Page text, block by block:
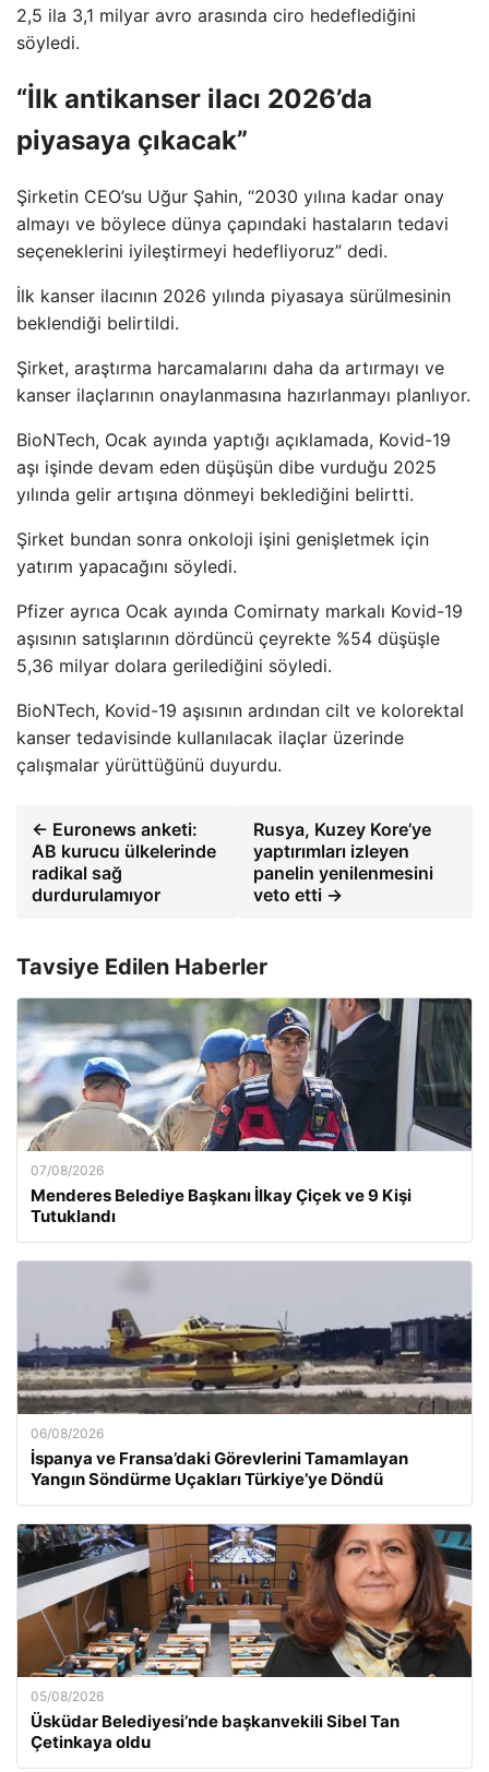
2,5 ila 3,1 milyar avro arasında ciro hedeflediğini
söyledi.
“İlk antikanser ilacı 2026’da
piyasaya çıkacak”
Şirketin CEO’su Uğur Şahin, “2030 yılına kadar onay
almayı ve böylece dünya çapındaki hastaların tedavi
seçeneklerini iyileştirmeyi hedefliyoruz” dedi.
İlk kanser ilacının 2026 yılında piyasaya sürülmesinin
beklendiği belirtildi.
Şirket, araştırma harcamalarını daha da artırmayı ve
kanser ilaçlarının onaylanmasına hazırlanmayı planlıyor.
BioNTech, Ocak ayında yaptığı açıklamada, Kovid-19
aşı işinde devam eden düşüşün dibe vurduğu 2025
yılında gelir artışına dönmeyi beklediğini belirtti.
Şirket bundan sonra onkoloji işini genişletmek için
yatırım yapacağını söyledi.
Pfizer ayrıca Ocak ayında Comirnaty markalı Kovid-19
aşısının satışlarının dördüncü çeyrekte %54 düşüşle
5,36 milyar dolara gerilediğini söyledi.
BioNTech, Kovid-19 aşısının ardından cilt ve kolorektal
kanser tedavisinde kullanılacak ilaçlar üzerinde
çalışmalar yürüttüğünü duyurdu.
← Euronews anketi:
AB kurucu ülkelerinde
radikal sağ
durdurulamıyor
Rusya, Kuzey Kore’ye
yaptırımları izleyen
panelin yenilenmesini
veto etti →
Tavsiye Edilen Haberler
07/08/2026
Menderes Belediye Başkanı İlkay Çiçek ve 9 Kişi
Tutuklandı
06/08/2026
İspanya ve Fransa’daki Görevlerini Tamamlayan
Yangın Söndürme Uçakları Türkiye’ye Döndü
05/08/2026
Üsküdar Belediyesi’nde başkanvekili Sibel Tan
Çetinkaya oldu